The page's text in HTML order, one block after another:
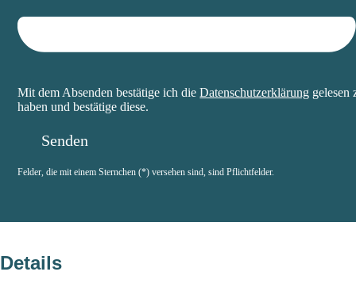
Mit dem Absenden bestätige ich dieDatenschutzerklärung gelesen
haben und bestätige diese.
Felder, die mit einem Sternchen (*) versehen sind, sind Pflichtfelder.
Details